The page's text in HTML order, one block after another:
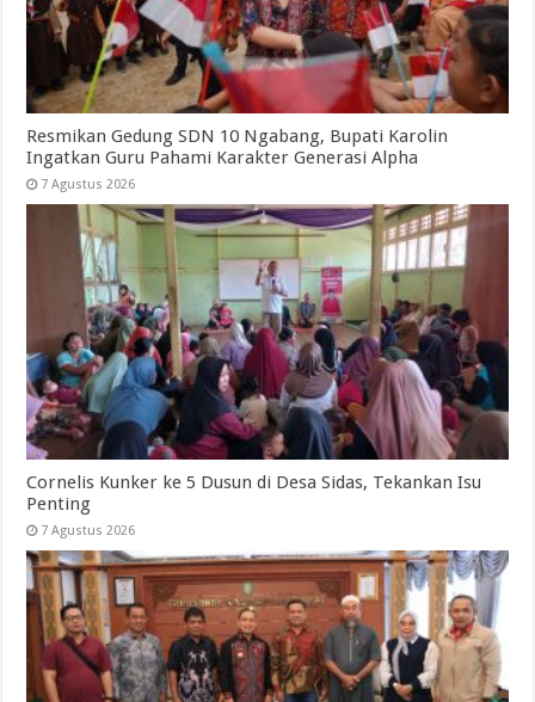
Resmikan Gedung SDN 10 Ngabang, Bupati Karolin
Ingatkan Guru Pahami Karakter Generasi Alpha
7 Agustus 2026
Cornelis Kunker ke 5 Dusun di Desa Sidas, Tekankan Isu
Penting
7 Agustus 2026